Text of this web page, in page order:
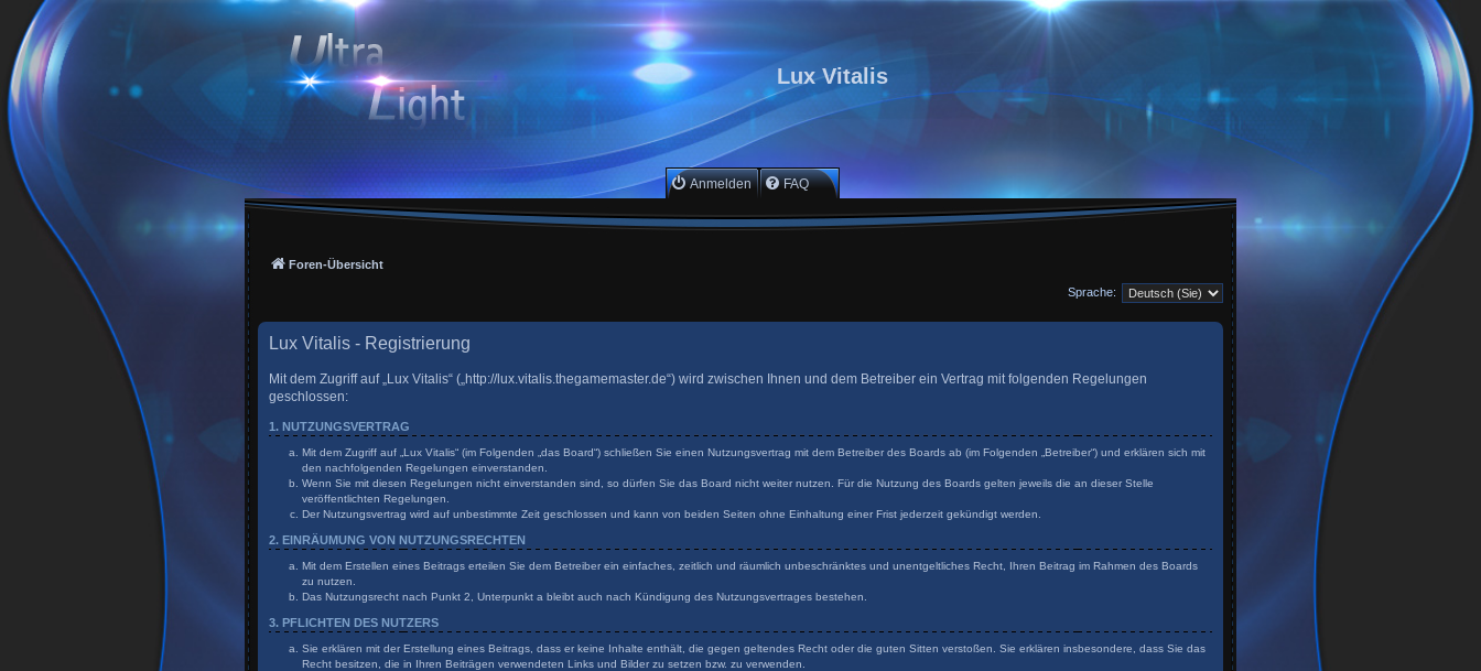
Lux Vitalis
Anmelden FAQ
Foren-Übersicht
Sprache:
Lux Vitalis - Registrierung
Mit dem Zugriff auf „Lux Vitalis“ („http://lux.vitalis.thegamemaster.de“) wird zwischen Ihnen und dem Betreiber ein Vertrag mit folgenden Regelungen
geschlossen:
1. NUTZUNGSVERTRAG
Mit dem Zugriff auf „Lux Vitalis“ (im Folgenden „das Board“) schließen Sie einen Nutzungsvertrag mit dem Betreiber des Boards ab (im Folgenden „Betreiber“) und erklären sich mit
den nachfolgenden Regelungen einverstanden.
Wenn Sie mit diesen Regelungen nicht einverstanden sind, so dürfen Sie das Board nicht weiter nutzen. Für die Nutzung des Boards gelten jeweils die an dieser Stelle
veröffentlichten Regelungen.
Der Nutzungsvertrag wird auf unbestimmte Zeit geschlossen und kann von beiden Seiten ohne Einhaltung einer Frist jederzeit gekündigt werden.
2. EINRÄUMUNG VON NUTZUNGSRECHTEN
Mit dem Erstellen eines Beitrags erteilen Sie dem Betreiber ein einfaches, zeitlich und räumlich unbeschränktes und unentgeltliches Recht, Ihren Beitrag im Rahmen des Boards
zu nutzen.
Das Nutzungsrecht nach Punkt 2, Unterpunkt a bleibt auch nach Kündigung des Nutzungsvertrages bestehen.
3. PFLICHTEN DES NUTZERS
Sie erklären mit der Erstellung eines Beitrags, dass er keine Inhalte enthält, die gegen geltendes Recht oder die guten Sitten verstoßen. Sie erklären insbesondere, dass Sie das
Recht besitzen, die in Ihren Beiträgen verwendeten Links und Bilder zu setzen bzw. zu verwenden.